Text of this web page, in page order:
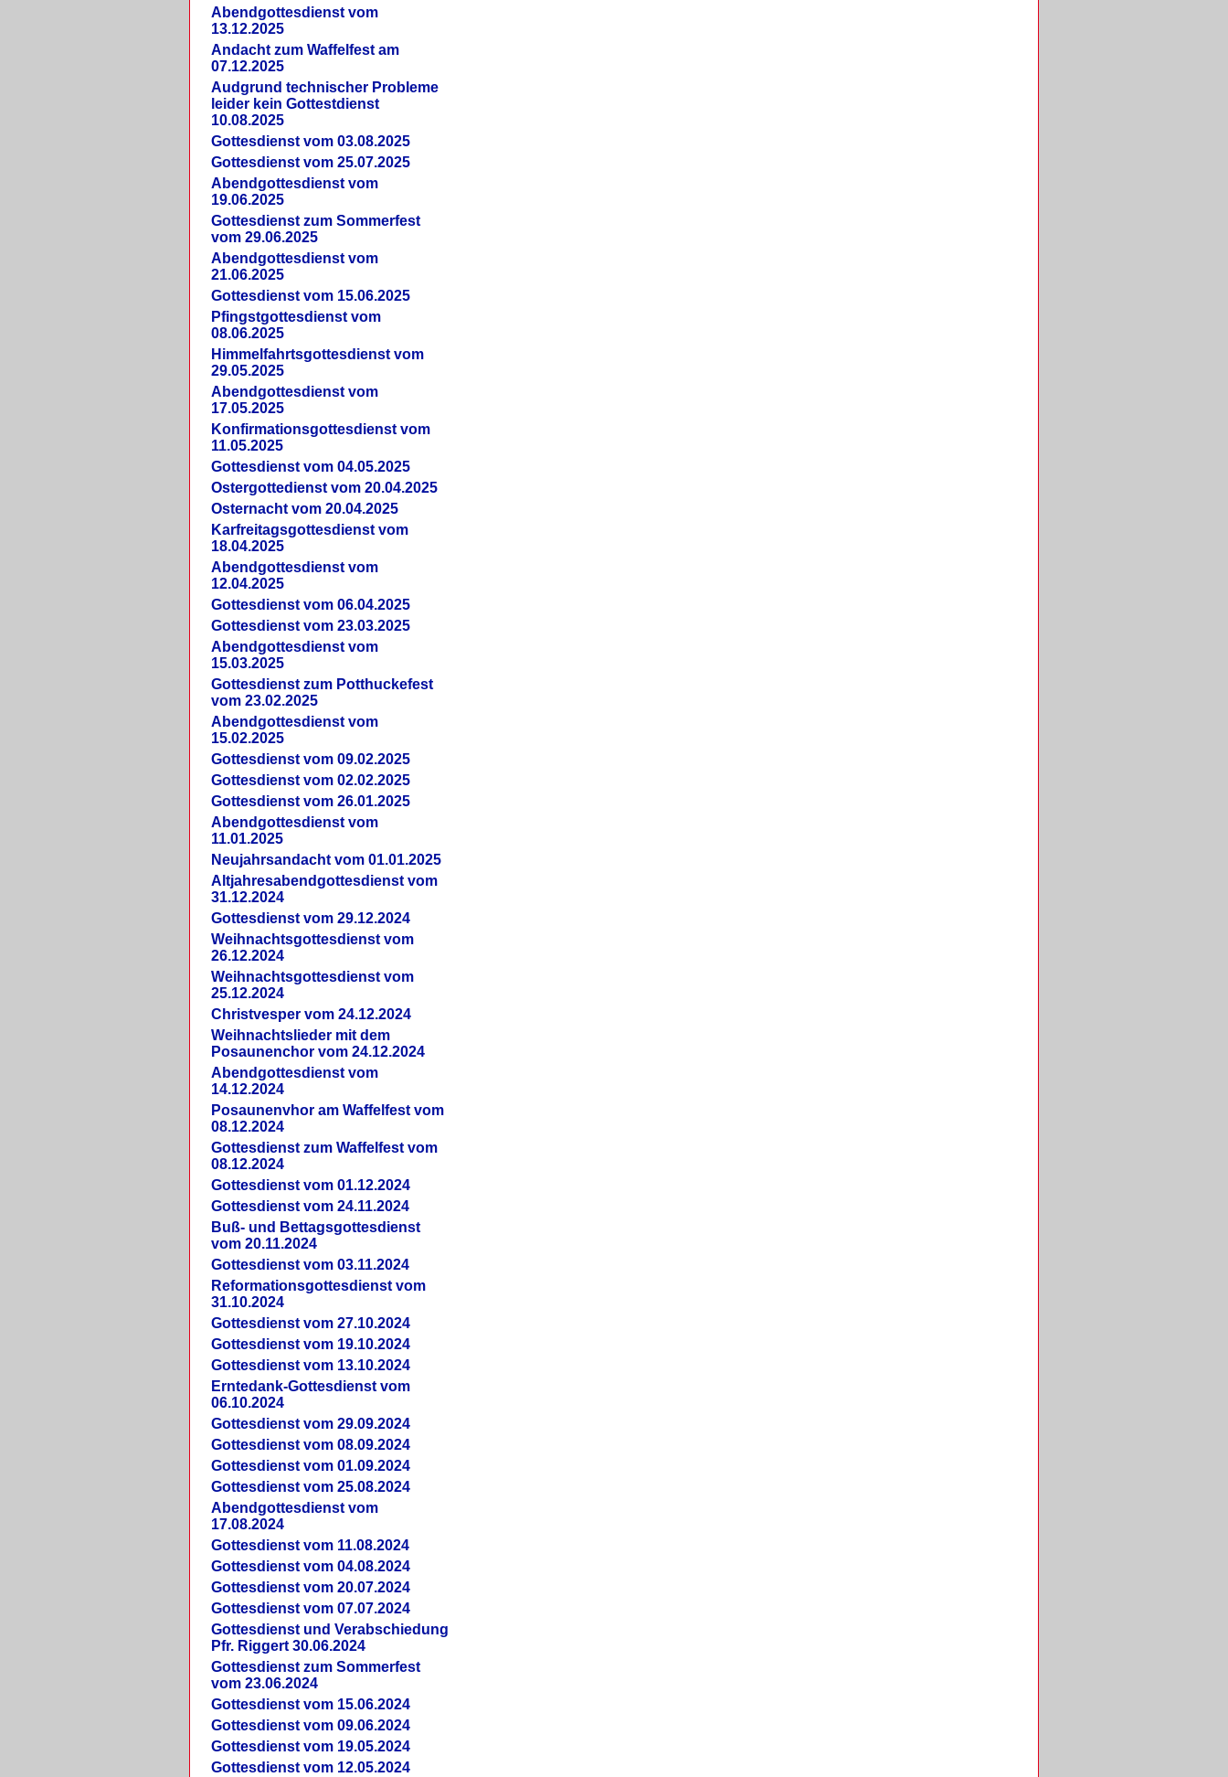
Abendgottesdienst vom
13.12.2025
Andacht zum Waffelfest am
07.12.2025
Audgrund technischer Probleme
leider kein Gottestdienst
10.08.2025
Gottesdienst vom 03.08.2025
Gottesdienst vom 25.07.2025
Abendgottesdienst vom
19.06.2025
Gottesdienst zum Sommerfest
vom 29.06.2025
Abendgottesdienst vom
21.06.2025
Gottesdienst vom 15.06.2025
Pfingstgottesdienst vom
08.06.2025
Himmelfahrtsgottesdienst vom
29.05.2025
Abendgottesdienst vom
17.05.2025
Konfirmationsgottesdienst vom
11.05.2025
Gottesdienst vom 04.05.2025
Ostergottedienst vom 20.04.2025
Osternacht vom 20.04.2025
Karfreitagsgottesdienst vom
18.04.2025
Abendgottesdienst vom
12.04.2025
Gottesdienst vom 06.04.2025
Gottesdienst vom 23.03.2025
Abendgottesdienst vom
15.03.2025
Gottesdienst zum Potthuckefest
vom 23.02.2025
Abendgottesdienst vom
15.02.2025
Gottesdienst vom 09.02.2025
Gottesdienst vom 02.02.2025
Gottesdienst vom 26.01.2025
Abendgottesdienst vom
11.01.2025
Neujahrsandacht vom 01.01.2025
Altjahresabendgottesdienst vom
31.12.2024
Gottesdienst vom 29.12.2024
Weihnachtsgottesdienst vom
26.12.2024
Weihnachtsgottesdienst vom
25.12.2024
Christvesper vom 24.12.2024
Weihnachtslieder mit dem
Posaunenchor vom 24.12.2024
Abendgottesdienst vom
14.12.2024
Posaunenvhor am Waffelfest vom
08.12.2024
Gottesdienst zum Waffelfest vom
08.12.2024
Gottesdienst vom 01.12.2024
Gottesdienst vom 24.11.2024
Buß- und Bettagsgottesdienst
vom 20.11.2024
Gottesdienst vom 03.11.2024
Reformationsgottesdienst vom
31.10.2024
Gottesdienst vom 27.10.2024
Gottesdienst vom 19.10.2024
Gottesdienst vom 13.10.2024
Erntedank-Gottesdienst vom
06.10.2024
Gottesdienst vom 29.09.2024
Gottesdienst vom 08.09.2024
Gottesdienst vom 01.09.2024
Gottesdienst vom 25.08.2024
Abendgottesdienst vom
17.08.2024
Gottesdienst vom 11.08.2024
Gottesdienst vom 04.08.2024
Gottesdienst vom 20.07.2024
Gottesdienst vom 07.07.2024
Gottesdienst und Verabschiedung
Pfr. Riggert 30.06.2024
Gottesdienst zum Sommerfest
vom 23.06.2024
Gottesdienst vom 15.06.2024
Gottesdienst vom 09.06.2024
Gottesdienst vom 19.05.2024
Gottesdienst vom 12.05.2024